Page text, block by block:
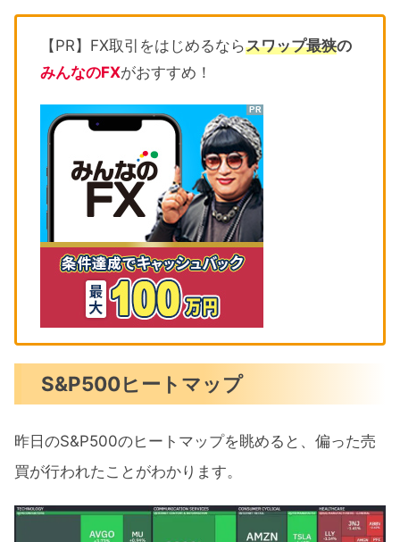
【PR】FX取引をはじめるならスワップ最狭の
みんなのFXがおすすめ！
S&P500ヒートマップ
昨日のS&P500のヒートマップを眺めると、偏った売
買が行われたことがわかります。